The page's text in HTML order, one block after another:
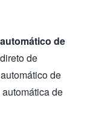
de
de
de
de